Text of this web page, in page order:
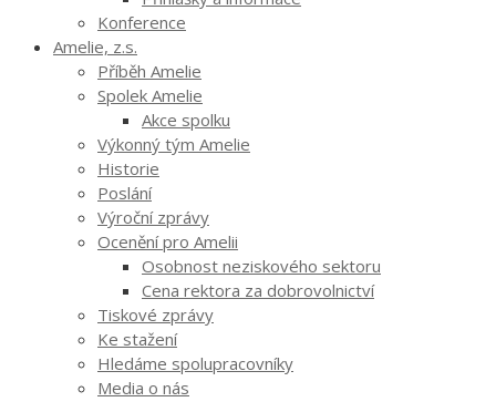
Konference
Amelie, z.s.
Příběh Amelie
Spolek Amelie
Akce spolku
Výkonný tým Amelie
Historie
Poslání
Výroční zprávy
Ocenění pro Amelii
Osobnost neziskového sektoru
Cena rektora za dobrovolnictví
Tiskové zprávy
Ke stažení
Hledáme spolupracovníky
Media o nás